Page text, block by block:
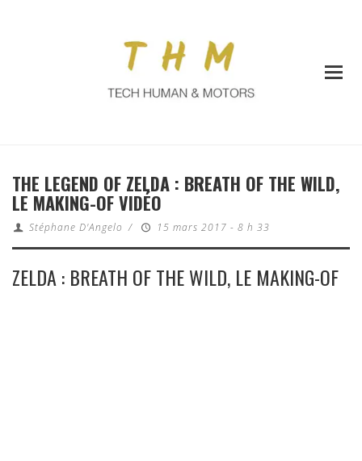
THE LEGEND OF ZELDA : BREATH OF THE WILD,
LE MAKING-OF VIDÉO
Stéphane D'Angelo / 15 mars 2017 - 8 h 33
ZELDA : BREATH OF THE WILD, LE MAKING-OF